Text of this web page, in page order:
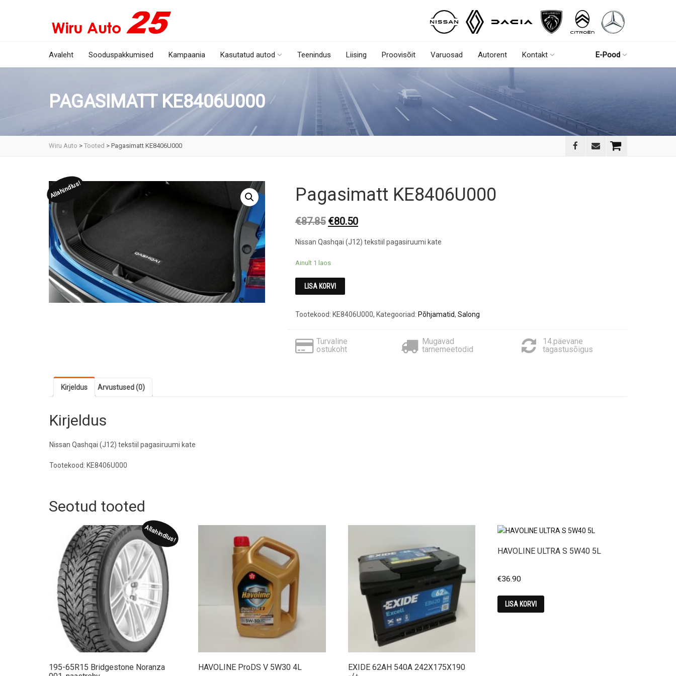
Avaleht Sooduspakkumised Kampaania Kasutatud autod Teenindus Liising Proovisõit Varuosad Autorent Kontakt E-Pood
PAGASIMATT KE8406U000
Wiru Auto > Tooted > Pagasimatt KE8406U000
Allahindlus! Pagasimatt KE8406U000
€87.85 Original
was:
€80.50Current
is:
Nissan Qashqai (J12) tekstiil pagasiruumi kate
Ainult 1 laos
LISA KORVI
Tootekood: KE8406U000, Kategooriad: Põhjamatid, Salong
Turvaline
ostukoht
Mugavad
tarnemeetodid
14.päevane
tagastusõigus
Kirjeldus Arvustused (0)
Kirjeldus
Nissan Qashqai (J12) tekstiil pagasiruumi kate
Tootekood: KE8406U000
Seotud tooted
Allahindlus!
195-65R15 Bridgestone Noranza
HAVOLINE ProDS V 5W30 4L
EXIDE 62AH 540A 242X175X190
HAVOLINE ULTRA S 5W40 5L
€36.90
LISA KORVI